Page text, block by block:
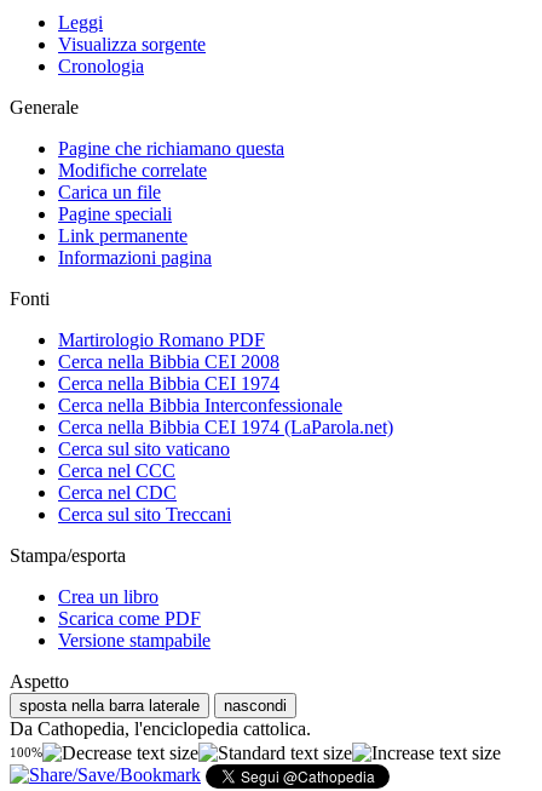
Leggi
Visualizza sorgente
Cronologia
Generale
Pagine che richiamano questa
Modifiche correlate
Carica un file
Pagine speciali
Link permanente
Informazioni pagina
Fonti
Martirologio Romano PDF
Cerca nella Bibbia CEI 2008
Cerca nella Bibbia CEI 1974
Cerca nella Bibbia Interconfessionale
Cerca nella Bibbia CEI 1974 (LaParola.net)
Cerca sul sito vaticano
Cerca nel CCC
Cerca nel CDC
Cerca sul sito Treccani
Stampa/esporta
Crea un libro
Scarica come PDF
Versione stampabile
Aspetto
sposta nella barra laterale nascondi
Da Cathopedia, l'enciclopedia cattolica.
100%